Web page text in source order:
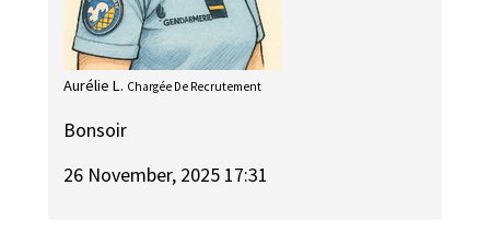
Aurélie L. Chargée De Recrutement
Bonsoir
26 November, 2025 17:31